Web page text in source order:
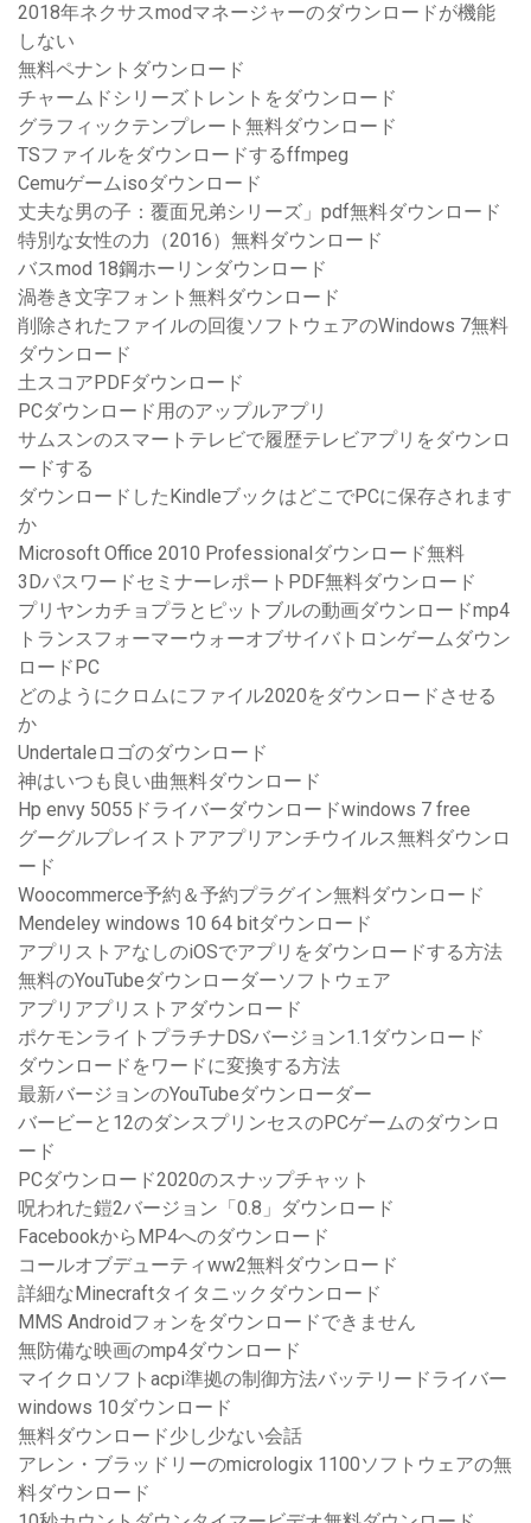
2018年ネクサスmodマネージャーのダウンロードが機能
しない
無料ペナントダウンロード
チャームドシリーズトレントをダウンロード
グラフィックテンプレート無料ダウンロード
TSファイルをダウンロードするffmpeg
Cemuゲームisoダウンロード
丈夫な男の子：覆面兄弟シリーズ」pdf無料ダウンロード
特別な女性の力（2016）無料ダウンロード
バスmod 18鋼ホーリンダウンロード
渦巻き文字フォント無料ダウンロード
削除されたファイルの回復ソフトウェアのWindows 7無料
ダウンロード
土スコアPDFダウンロード
PCダウンロード用のアップルアプリ
サムスンのスマートテレビで履歴テレビアプリをダウンロ
ードする
ダウンロードしたKindleブックはどこでPCに保存されます
か
Microsoft Office 2010 Professionalダウンロード無料
3DパスワードセミナーレポートPDF無料ダウンロード
プリヤンカチョプラとピットブルの動画ダウンロードmp4
トランスフォーマーウォーオブサイバトロンゲームダウン
ロードPC
どのようにクロムにファイル2020をダウンロードさせる
か
Undertaleロゴのダウンロード
神はいつも良い曲無料ダウンロード
Hp envy 5055ドライバーダウンロードwindows 7 free
グーグルプレイストアアプリアンチウイルス無料ダウンロ
ード
Woocommerce予約＆予約プラグイン無料ダウンロード
Mendeley windows 10 64 bitダウンロード
アプリストアなしのiOSでアプリをダウンロードする方法
無料のYouTubeダウンローダーソフトウェア
アプリアプリストアダウンロード
ポケモンライトプラチナDSバージョン1.1ダウンロード
ダウンロードをワードに変換する方法
最新バージョンのYouTubeダウンローダー
バービーと12のダンスプリンセスのPCゲームのダウンロ
ード
PCダウンロード2020のスナップチャット
呪われた鎧2バージョン「0.8」ダウンロード
FacebookからMP4へのダウンロード
コールオブデューティww2無料ダウンロード
詳細なMinecraftタイタニックダウンロード
MMS Androidフォンをダウンロードできません
無防備な映画のmp4ダウンロード
マイクロソフトacpi準拠の制御方法バッテリードライバー
windows 10ダウンロード
無料ダウンロード少し少ない会話
アレン・ブラッドリーのmicrologix 1100ソフトウェアの無
料ダウンロード